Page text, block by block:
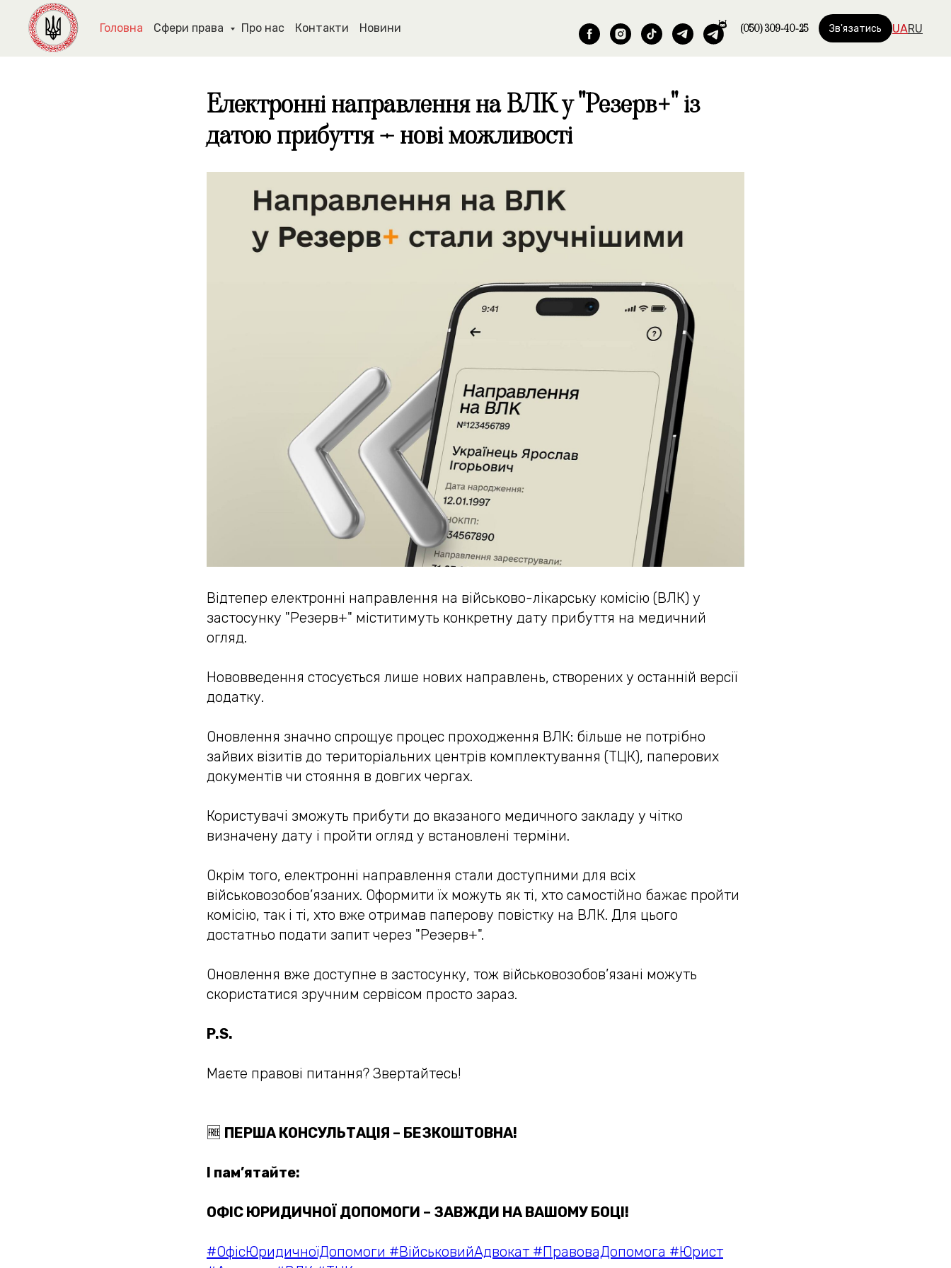
Головна Сфери права Про нас Контакти Новини (050) 309-40-25 Зв'язатись UARU
Електронні направлення на ВЛК у "Резерв+" із
датою прибуття – нові можливості
Відтепер електронні направлення на військово-лікарську комісію (ВЛК) у
застосунку "Резерв+" міститимуть конкретну дату прибуття на медичний
огляд.
Нововведення стосується лише нових направлень, створених у останній версії
додатку.
Оновлення значно спрощує процес проходження ВЛК: більше не потрібно
зайвих візитів до територіальних центрів комплектування (ТЦК), паперових
документів чи стояння в довгих чергах.
Користувачі зможуть прибути до вказаного медичного закладу у чітко
визначену дату і пройти огляд у встановлені терміни.
Окрім того, електронні направлення стали доступними для всіх
військовозобов’язаних. Оформити їх можуть як ті, хто самостійно бажає пройти
комісію, так і ті, хто вже отримав паперову повістку на ВЛК. Для цього
достатньо подати запит через "Резерв+".
Оновлення вже доступне в застосунку, тож військовозобов’язані можуть
скористатися зручним сервісом просто зараз.
P.S.
Маєте правові питання? Звертайтесь!
🆓 ПЕРША КОНСУЛЬТАЦІЯ – БЕЗКОШТОВНА!
І пам’ятайте:
ОФІС ЮРИДИЧНОЇ ДОПОМОГИ – ЗАВЖДИ НА ВАШОМУ БОЦІ!
#ОфісЮридичноїДопомоги #ВійськовийАдвокат #ПравоваДопомога #Юрист